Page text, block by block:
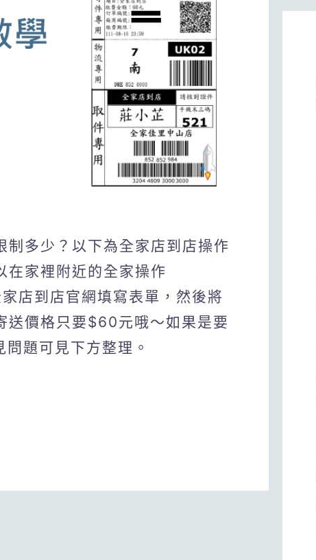
制多少？以下為全家店到店操作
在家裡附近的全家操作
店到店官網填寫表單，然後將
送價格只要$60元哦～如果是要
題可見下方整理。